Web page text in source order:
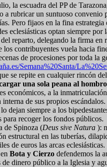
la escuadra del PP de
a rubricar un suntuoso convenio
Pero fijaos en la fina
eclesiásticas optan siempre por
reparto, delegando la firma en
los contribuyentes vuela hacia
de procesiones por toda la
Semana%20Santa/
se repite en cualquier rincón
una sola peana al
económicos, a la
de sus propios
dejan siempre a los
para recoger los fondos públicos.
de Spinoza (Deus sive Natura ):
estructural en las tuberías,
de euros las arcas
Bota y Cierzo defendemos la
de dinero público a la Iglesia y